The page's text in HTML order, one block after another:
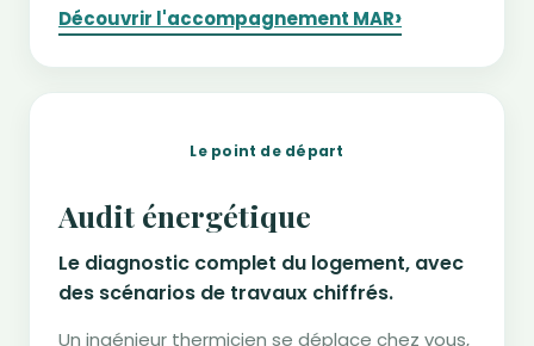
Découvrir l'accompagnement MAR›
Le point de départ
Audit énergétique
Le diagnostic complet du logement, avec
des scénarios de travaux chiffrés.
Un ingénieur thermicien se déplace chez vous,